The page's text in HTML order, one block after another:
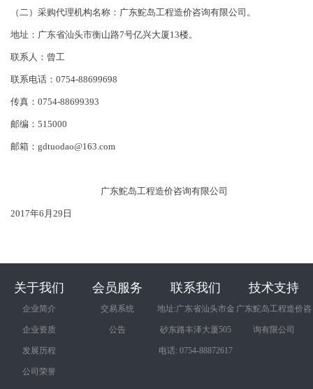
（二）采购代理机构名称：广东鮀岛工程造价咨询有限公司。
地址：广东省汕头市衡山路7号亿兴大厦13楼。
联系人：曾工
联系电话：0754-88699698
传真：0754-88699393
邮编：515000
邮箱：gdtuodao@163.com
广东鮀岛工程造价咨询有限公司
2017年6月29日
关于我们
企业简介
企业资质
发展历程
公司荣誉
会员服务
交易系统
公告
联系我们
地址:广东省汕头市金
砂东路丰泽大厦505
电话: 0754-88872617
技术支持
广东鮀岛工程造价咨
询有限公司